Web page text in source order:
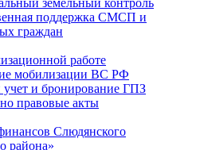
земельный контроль
поддержка СМСП и
граждан
работе
мобилизации ВС РФ
и бронирование ГПЗ
правовые акты
Слюдянского
района»